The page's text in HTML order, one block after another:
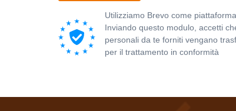
Utilizziamo Brevo come
Inviando questo modulo, accetti
personali da te forniti vengano
per il trattamento in conformità